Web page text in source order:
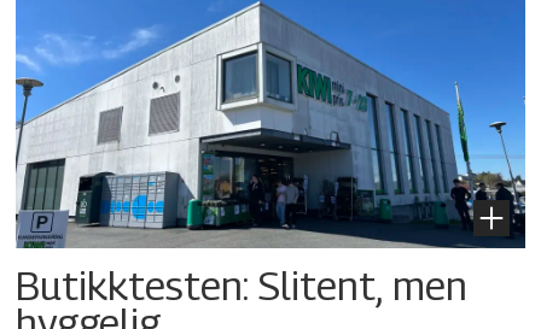
Butikktesten: Slitent, men